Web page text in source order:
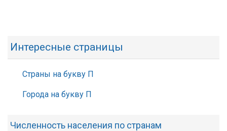
Интересные страницы
Страны на букву П
Города на букву П
Численность населения по странам